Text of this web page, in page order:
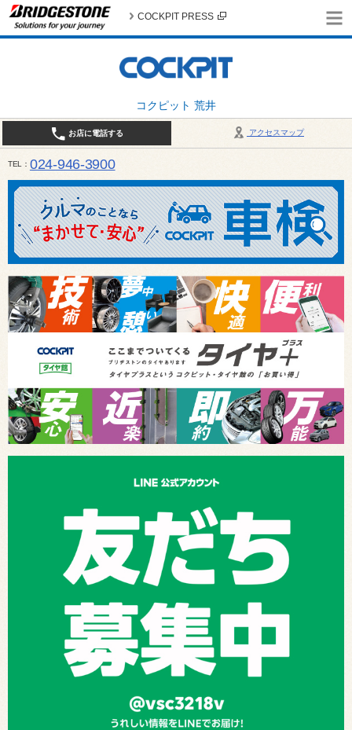
コクピット 荒井
COCKPIT PRESS
アクセスマップ
お店に電話する
TEL 024-946-3900
平日 9:30～19:00 日・祝日 9:30～18:00 / 定休日：毎週火曜日・繁忙期（4月・12月）を除
ご確認ください。